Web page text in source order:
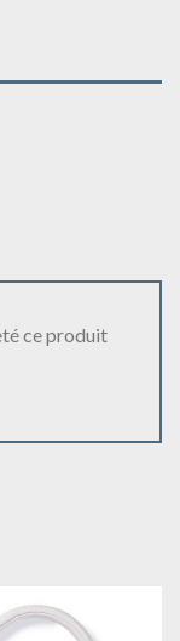
ce produit